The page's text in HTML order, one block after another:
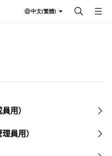
中文(繁體)
用）
員用）